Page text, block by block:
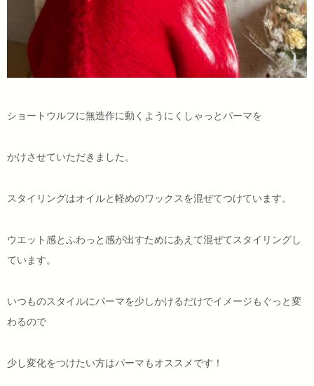
ショートウルフに無造作に動くようにくしゃっとパーマを
かけさせていただきました。
スタイリングはオイルと軽めのワックスを混ぜてつけています。
ウエット感とふわっと感が出すためにあえて混ぜてスタイリングし
ています。
いつものスタイルにパーマを少しかけるだけでイメージもぐっと変
わるので
少し変化をつけたい方はパーマもオススメです！